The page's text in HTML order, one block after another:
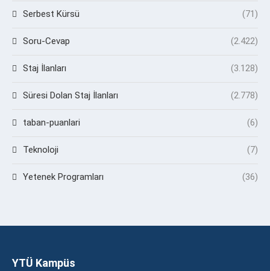
Serbest Kürsü (71)
Soru-Cevap (2.422)
Staj İlanları (3.128)
Süresi Dolan Staj İlanları (2.778)
taban-puanlari (6)
Teknoloji (7)
Yetenek Programları (36)
YTÜ Kampüs